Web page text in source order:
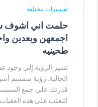
تفسيرات مختلفة
حلمت اني اشوف
اجمعهن وبعدين
طحينيه
تشير الرؤية إلى وجود
الحالية. رؤية سمسم
قدرتك على جمع
التغلب على هذه